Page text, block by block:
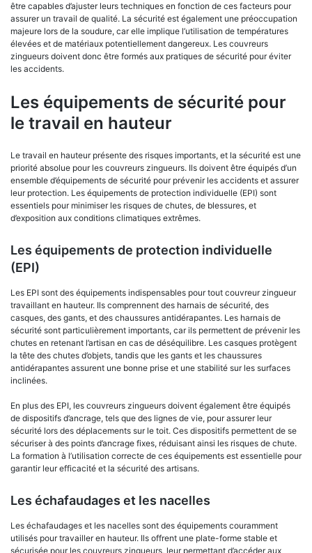
être capables d’ajuster leurs techniques en fonction de ces facteurs pour
assurer un travail de qualité. La sécurité est également une préoccupation
majeure lors de la soudure, car elle implique l’utilisation de températures
élevées et de matériaux potentiellement dangereux. Les couvreurs
zingueurs doivent donc être formés aux pratiques de sécurité pour éviter
les accidents.
Les équipements de sécurité pour
le travail en hauteur
Le travail en hauteur présente des risques importants, et la sécurité est une
priorité absolue pour les couvreurs zingueurs. Ils doivent être équipés d’un
ensemble d’équipements de sécurité pour prévenir les accidents et assurer
leur protection. Les équipements de protection individuelle (EPI) sont
essentiels pour minimiser les risques de chutes, de blessures, et
d’exposition aux conditions climatiques extrêmes.
Les équipements de protection individuelle
(EPI)
Les EPI sont des équipements indispensables pour tout couvreur zingueur
travaillant en hauteur. Ils comprennent des harnais de sécurité, des
casques, des gants, et des chaussures antidérapantes. Les harnais de
sécurité sont particulièrement importants, car ils permettent de prévenir les
chutes en retenant l’artisan en cas de déséquilibre. Les casques protègent
la tête des chutes d’objets, tandis que les gants et les chaussures
antidérapantes assurent une bonne prise et une stabilité sur les surfaces
inclinées.
En plus des EPI, les couvreurs zingueurs doivent également être équipés
de dispositifs d’ancrage, tels que des lignes de vie, pour assurer leur
sécurité lors des déplacements sur le toit. Ces dispositifs permettent de se
sécuriser à des points d’ancrage fixes, réduisant ainsi les risques de chute.
La formation à l’utilisation correcte de ces équipements est essentielle pour
garantir leur efficacité et la sécurité des artisans.
Les échafaudages et les nacelles
Les échafaudages et les nacelles sont des équipements couramment
utilisés pour travailler en hauteur. Ils offrent une plate-forme stable et
sécurisée pour les couvreurs zingueurs, leur permettant d’accéder aux